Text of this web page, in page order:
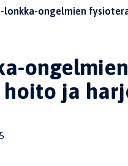
lonkka-ongelmien
ongelmien
ja